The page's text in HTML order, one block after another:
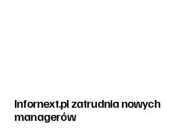
Infornext.pl zatrudnia nowych
managerów